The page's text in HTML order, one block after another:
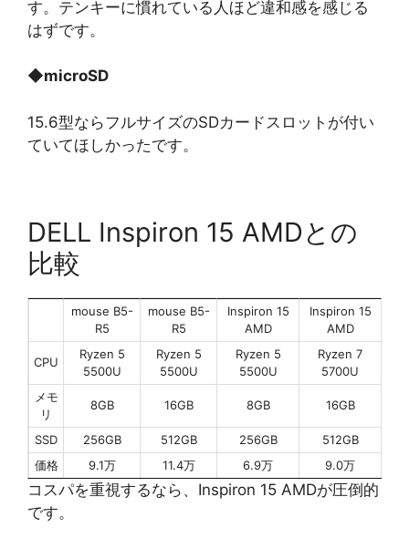
す。テンキーに慣れている人ほど違和感を感じる
はずです。
◆microSD
15.6型ならフルサイズのSDカードスロットが付い
ていてほしかったです。
DELL Inspiron 15 AMDとの
比較
mouse B5-
R5
mouse B5-
R5
Inspiron 15
AMD
Inspiron 15
AMD
CPU
Ryzen 5
5500U
Ryzen 5
5500U
Ryzen 5
5500U
Ryzen 7
5700U
メモ
リ
8GB 16GB 8GB 16GB
SSD 256GB 512GB 256GB
512GB
価格
9.1万 11.4万 6.9万 9.0万
コスパを重視するなら、Inspiron 15 AMDが圧倒的
です。